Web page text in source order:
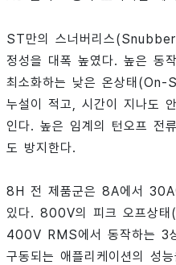
ST만의 스너버리스
정성을 대폭 높였다. 높은 동
최소화하는 낮은 온상태
누설이 적고, 시간이 지나도
인다. 높은 임계의 턴오프 전
도 방지한다.
8H 전 제품군은 8A에서 30A
있다. 800V의 피크 오프상
400V RMS에서 동작하는 3
구동되는 애플리케이션의 성